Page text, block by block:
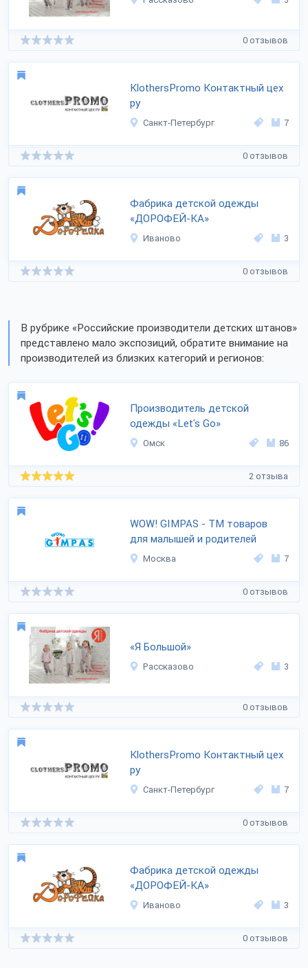
0 отзывов
KlothersPromo Контактный цех
ру
Санкт-Петербург 7
0 отзывов
Фабрика детской одежды
«ДОРОФЕЙ-КА»
Иваново 3
0 отзывов
В рубрике «Российские производители детских штанов»
представлено мало экспозиций, обратите внимание на
производителей из близких категорий и регионов:
Производитель детской
одежды «Let's Go»
Омск 86
2 отзыва
WOW! GIMPAS - ТМ товаров
для малышей и родителей
Москва 7
0 отзывов
«Я Большой»
Рассказово 3
0 отзывов
KlothersPromo Контактный цех
ру
Санкт-Петербург 7
0 отзывов
Фабрика детской одежды
«ДОРОФЕЙ-КА»
Иваново 3
0 отзывов